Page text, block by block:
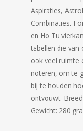
Aspiraties,
Combinaties,
en Ho Tu
tabellen die van
ook veel ruimte
noteren, om te
bij te houden
ontvouwt.
Gewicht: 280